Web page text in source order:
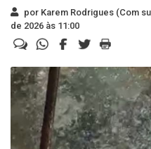
por Karem Rodrigues (Com
de 2026 às 11:00